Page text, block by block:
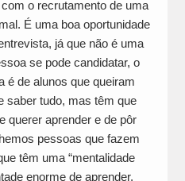
o recrutamento de uma
É uma boa oportunidade
já que não é uma
se pode candidatar, o
é de alunos que queiram
saber tudo, mas têm que
querer aprender e de pôr
pessoas que fazem
têm uma “mentalidade
enorme de aprender.